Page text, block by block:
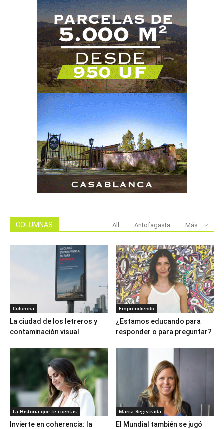
COLUMNAS All Antofagasta Más
Columna
La ciudad de los letreros y
contaminación visual
Emprendiendo
¿Estamos educando para
responder o para preguntar?
La Historia que te cuentas
Invierte en coherencia: la
Marca Registrada
El Mundial también se jugó